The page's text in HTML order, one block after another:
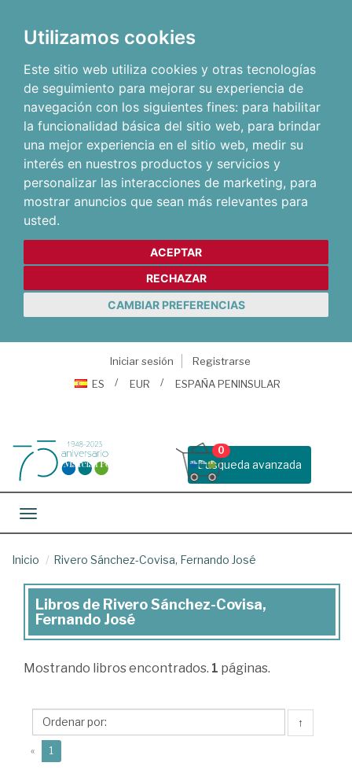
Utilizamos cookies
Este sitio web utiliza cookies y otras tecnologías
de seguimiento para mejorar su experiencia de
navegación con los siguientes fines: para habilitar
la funcionalidad básica del sitio web, para brindar
una mejor experiencia en el sitio web, medir su
interés en nuestros productos y servicios y
personalizar las interacciones de marketing, para
mostrar anuncios que sean más relevantes para
usted.
ACEPTAR
RECHAZAR
CAMBIAR PREFERENCIAS
Iniciar sesión
Registrarse
ES
EUR ESPAÑA PENINSULAR
Busqueda avanzada
0
Toggle navigation
Inicio Rivero Sánchez-Covisa, Fernando José
Libros
de
Rivero
Covisa,
Fernando
José
Libros de Rivero Sánchez-Covisa,
Fernando José
Mostrando libros encontrados. 1 páginas.
↑
« 1